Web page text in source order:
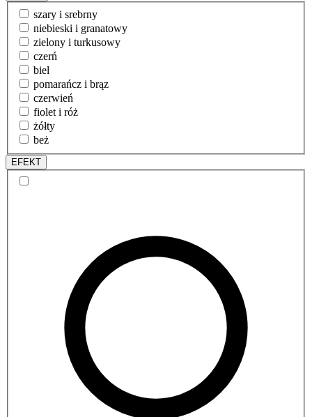
szary i srebrny
niebieski i granatowy
zielony i turkusowy
czerń
biel
pomarańcz i brąz
czerwień
fiolet i róż
żółty
beż
EFEKT